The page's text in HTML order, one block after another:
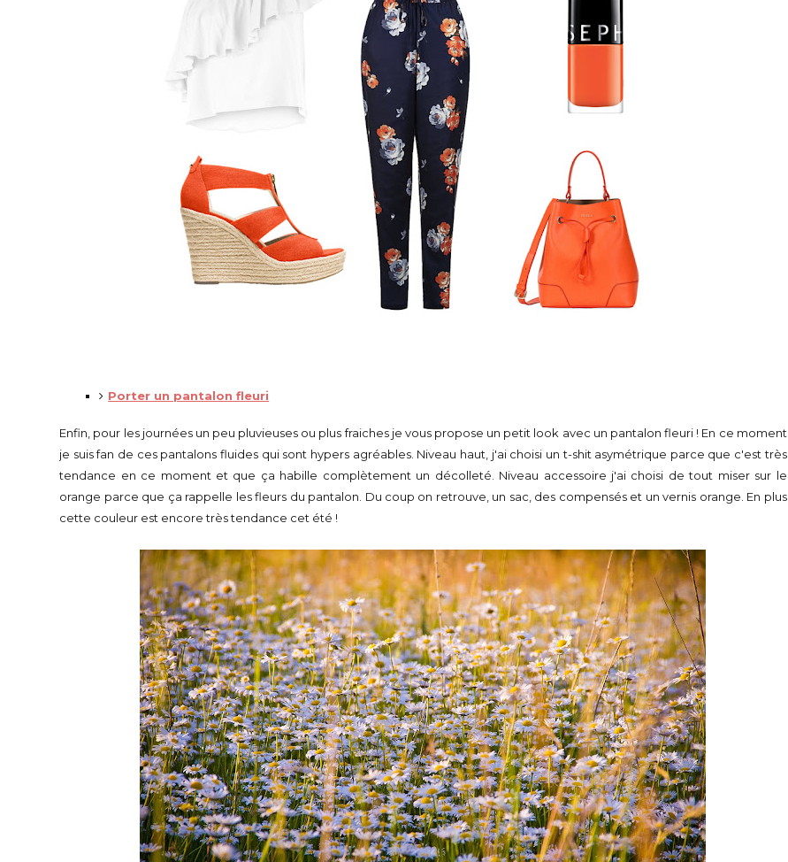
Porter un pantalon fleuri
Enfin, pour les journées un peu pluvieuses ou plus fraiches je vous propose un petit look avec un pantalon fleuri ! En ce moment
je suis fan de ces pantalons fluides qui sont hypers agréables. Niveau haut, j'ai choisi un t-shit asymétrique parce que c'est très
tendance en ce moment et que ça habille complètement un décolleté. Niveau accessoire j'ai choisi de tout miser sur le
orange parce que ça rappelle les fleurs du pantalon. Du coup on retrouve, un sac, des compensés et un vernis orange. En plus
cette couleur est encore très tendance cet été !